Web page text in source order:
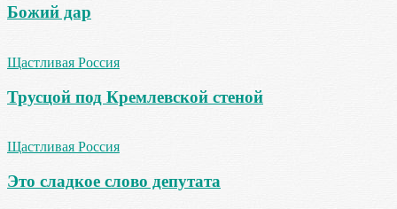
Божий дар
Щастливая Россия
Трусцой под Кремлевской стеной
Щастливая Россия
Это сладкое слово депутата